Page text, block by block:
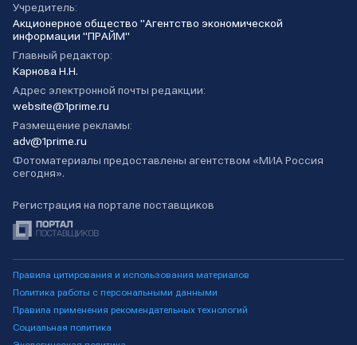
Учредитель:
Акционерное общество "Агентство экономической
информации "ПРАЙМ"
Главный редактор:
Карнова Н.Н.
Адрес электронной почты редакции:
website@1prime.ru
Размещение рекламы:
adv@1prime.ru
Фотоматериалы предоставлены агентством «МИА Россия
сегодня».
Регистрация на портале поставщиков
Правила цитирования и использования материалов
Политика работы с персональными данными
Правила применения рекомендательных технологий
Социальная политика